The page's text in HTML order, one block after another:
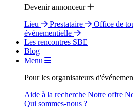
Devenir annonceur
Lieu
Prestataire Office de
événementielle
Les rencontres SBE
Blog
Menu
Pour les organisateurs
Aide à la recherche Notre offre
Qui sommes-nous ?